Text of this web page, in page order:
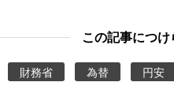
この記事につ
財務省 為替 円安